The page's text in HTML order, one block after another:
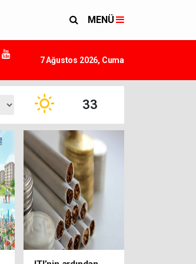
MENÜ
7 Ağustos 2026, Cuma
33